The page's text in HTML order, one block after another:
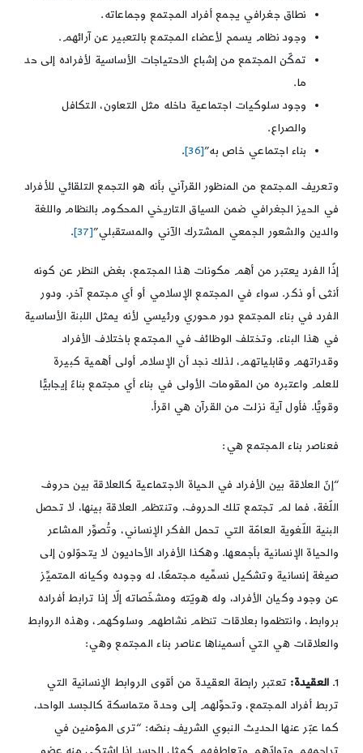
نطاق جغرافي يجمع أفراد المجتمع وجماعاته.
وجود نظام يسمح لأعضاء المجتمع بالتعبير عن آرائهم.
تمكّن المجتمع من إشباع الاحتياجات الأساسية لأفراده إلى حد
ما.
وجود سلوكيات اجتماعية داخله مثل التعاون، التكافل
والصراع.
بناء اجتماعي خاص به”[36]
.
وتعريف المجتمع من المنظور القرآني بأنه هو التجمع التلقائي للأفراد
في الحيز الجغرافي ضمن السياق التاريخي المحكوم بالنظام واللغة
والدين والشعور الجمعي المشترك الآني والمستقبلي”[37]
.
إذًا الفرد يعتبر من أهم مكونات هذا المجتمع، بغض النظر عن كونه
أنثى أو ذكر. سواء في المجتمع الإسلامي أو أي مجتمع آخر. ودور
الفرد في بناء المجتمع دور محوري ورئيسي لأنه يمثل اللبنة الأساسية
في هذا البناء. وتختلف الوظائف في المجتمع باختلاف الأفراد
وقدراتهم وقابلياتهم، لذلك نجد أن الإسلام أولى أهمية كبيرة
للعلم واعتبره من المقومات الأولى في بناء أي مجتمع بناءً إيجابيًّا
وقويًّا. فأول آية نزلت من القرآن هي اقرأ.
فعناصر بناء المجتمع هي:
“إنّ العلاقة بين الأفراد في الحياة الاجتماعية كالعلاقة بين حروف
اللّغة، فما لم تجتمع تلك الحروف، وتنتظم العلاقة بينها، لا تحصل
البنية اللّغوية العامّة التي تحمل الفكر الإنساني، وتُصوِّر المشاعر
والحياة الإنسانية بأجمعها. وهكذا الأفراد الأحاديون لا يتحوّلون إلى
صيغة إنسانية وتشكيل نسمِّيه مجتمعًا، له وجوده وكيانه المتميِّز
عن وجود وكيان الأفراد، وله هويّته ومشخّصاته إلّا إذا ترابط أفراده
بروابط، وانتظموا بعلاقات تنظم نشاطهم وسلوكهم، وهذه الروابط
والعلاقات هي التي أسميناها عناصر بناء المجتمع وهي:
1ـ العقيدة: تعتبر رابطة العقيدة من أقوى الروابط الإنسانية التي
تربط أفراد المجتمع، وتحوِّلهم إلى وحدة متماسكة كالجسد الواحد،
كما عبّر عنها الحديث النبوي الشريف بنصّه: “ترى المؤمنين في